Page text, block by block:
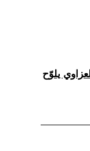
يلوّح